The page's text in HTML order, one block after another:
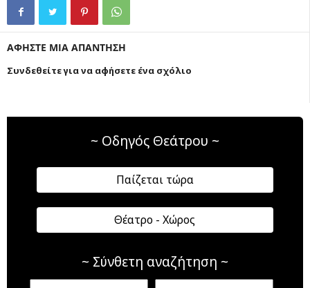
ΑΦΗΣΤΕ ΜΙΑ ΑΠΑΝΤΗΣΗ
Συνδεθείτε για να αφήσετε ένα σχόλιο
~ Οδηγός Θεάτρου ~
Παίζεται τώρα
Θέατρο - Χώρος
~ Σύνθετη αναζήτηση ~